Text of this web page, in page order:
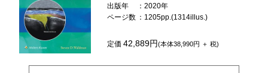
出版年
：2020年
ページ数 ：1205pp.(1314illus.)
定価42,889円(本体38,990円 ＋ 税)